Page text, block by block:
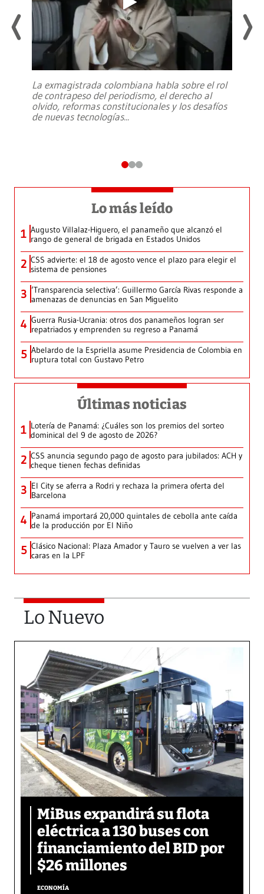
La exmagistrada colombiana habla sobre el rol
de contrapeso del periodismo, el derecho al
olvido, reformas constitucionales y los desafíos
de nuevas tecnologías...
Lo más leído
1 Augusto Villalaz-Higuero, el panameño que alcanzó el
rango de general de brigada en Estados Unidos
2 CSS advierte: el 18 de agosto vence el plazo para elegir el
sistema de pensiones
3 ‘Transparencia selectiva’: Guillermo García Rivas responde a
amenazas de denuncias en San Miguelito
4 Guerra Rusia-Ucrania: otros dos panameños logran ser
repatriados y emprenden su regreso a Panamá
5 Abelardo de la Espriella asume Presidencia de Colombia en
ruptura total con Gustavo Petro
Últimas noticias
1 Lotería de Panamá: ¿Cuáles son los premios del sorteo
dominical del 9 de agosto de 2026?
2 CSS anuncia segundo pago de agosto para jubilados: ACH y
cheque tienen fechas definidas
3 El City se aferra a Rodri y rechaza la primera oferta del
Barcelona
4 Panamá importará 20,000 quintales de cebolla ante caída
de la producción por El Niño
5 Clásico Nacional: Plaza Amador y Tauro se vuelven a ver las
caras en la LPF
Lo Nuevo
MiBus expandirá su flota
eléctrica a 130 buses con
financiamiento del BID por
$26 millones
ECONOMÍA